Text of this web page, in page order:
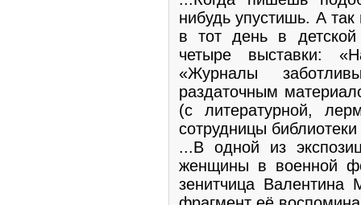
нибудь упустишь. А
в тот день в детской
четыре выставки:
«Журналы
раздаточным
(с литературной,
сотрудницы
...В одной из
женщины в военной
зенитчица